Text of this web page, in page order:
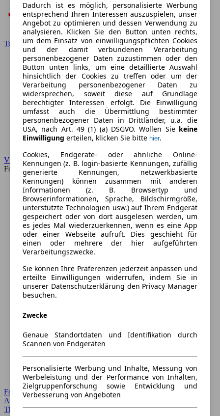
Toyota
VW
Forum
Forum Startseite
Alle Auto-Foren
Themen-Forum
Dadurch ist es möglich, personalisierte Werbung
entsprechend Ihren Interessen auszuspielen, unser
Angebot zu optimieren und dessen Verwendung zu
analysieren. Klicken Sie den Button unten rechts,
um dem Einsatz von einwilligungspflichten Cookies
und der damit verbundenen Verarbeitung
personenbezogener Daten zuzustimmen oder den
Button unten links, um eine detaillierte Auswahl
hinsichtlich der Cookies zu treffen oder um der
Verarbeitung personenbezogener Daten zu
widersprechen, soweit diese auf Grundlage
berechtigter Interessen erfolgt. Die Einwilligung
umfasst auch die Übermittlung bestimmter
personenbezogener Daten in Drittländer, u.a. die
USA, nach Art. 49 (1) (a) DSGVO. Wollen Sie keine
Einwilligung erteilen, klicken Sie bitte hier.
Cookies, Endgeräte- oder ähnliche Online-
Kennungen (z. B. login-basierte Kennungen, zufällig
generierte Kennungen, netzwerkbasierte
Kennungen) können zusammen mit anderen
Informationen (z. B. Browsertyp und
Browserinformationen, Sprache, Bildschirmgröße,
unterstützte Technologien usw.) auf Ihrem Endgerät
gespeichert oder von dort ausgelesen werden, um
es jedes Mal wiederzuerkennen, wenn es eine App
oder einer Webseite aufruft. Dies geschieht für
einen oder mehrere der hier aufgeführten
Verarbeitungszwecke.
Sie können Ihre Präferenzen jederzeit anpassen und
erteilte Einwilligungen widerrufen, indem Sie in
unserer Datenschutzerklärung den Privacy Manager
besuchen.
Zwecke
Genaue Standortdaten und Identifikation durch
Scannen von Endgeräten
Personalisierte Werbung und Inhalte, Messung von
Werbeleistung und der Performance von Inhalten,
Zielgruppenforschung sowie Entwicklung und
Verbesserung von Angeboten